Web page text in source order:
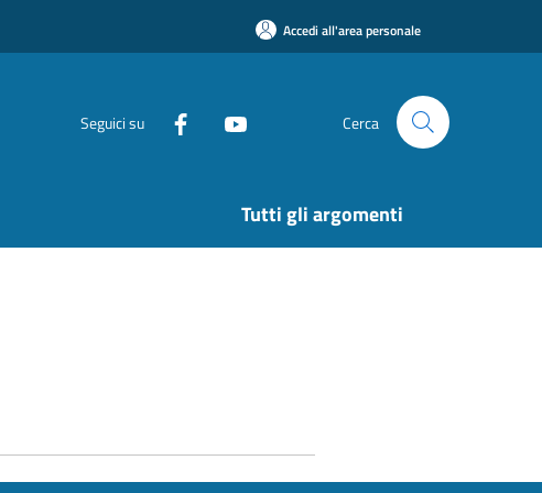
Accedi all'area personale
Seguici su Cerca
Tutti gli argomenti